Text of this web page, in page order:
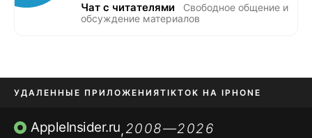
Чат с читателями
Свободное общение и
обсуждение материалов
УДАЛЕННЫЕ ПРИЛОЖЕНИЯTIKTOK НА IPHONE
ПРИЛОЖЕНИЯ БЕЗ APP STORE
AppleInsider.ru,2008—2026